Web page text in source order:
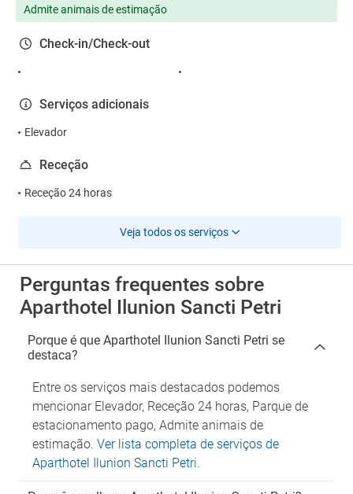
Admite animais de estimação
Check-in/Check-out
Serviços adicionais
Elevador
Receção
Receção 24 horas
Veja todos os serviços
Perguntas frequentes sobre
Aparthotel Ilunion Sancti Petri
Porque é que Aparthotel Ilunion Sancti Petri se
destaca?
Entre os serviços mais destacados podemos
mencionar Elevador, Receção 24 horas, Parque de
estacionamento pago, Admite animais de
estimação. Ver lista completa de serviços de
Aparthotel Ilunion Sancti Petri.